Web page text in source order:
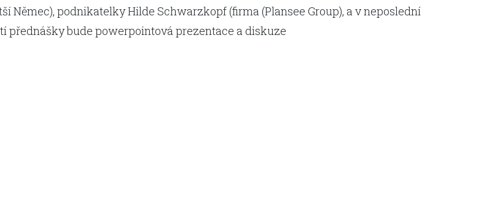
Němec), podnikatelky Hilde Schwarzkopf (firma (Plansee Group), a v neposlední
přednášky bude powerpointová prezentace a diskuze